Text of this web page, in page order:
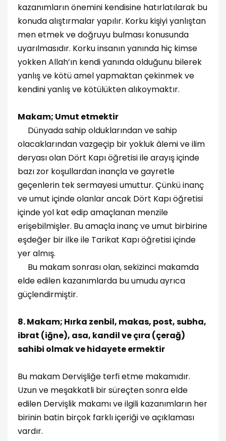
kazanımların önemini kendisine hatırlatılarak bu
konuda alıştırmalar yapılır. Korku kişiyi yanlıştan
men etmek ve doğruyu bulması konusunda
uyarılmasıdır. Korku insanın yanında hiç kimse
yokken Allah’ın kendi yanında olduğunu bilerek
yanlış ve kötü amel yapmaktan çekinmek ve
kendini yanlış ve kötülükten alıkoymaktır.
Makam; Umut etmektir
Dünyada sahip olduklarından ve sahip
olacaklarından vazgeçip bir yokluk âlemi ve ilim
deryası olan Dört Kapı öğretisi ile arayış içinde
bazı zor koşullardan inançla ve gayretle
geçenlerin tek sermayesi umuttur. Çünkü inanç
ve umut içinde olanlar ancak Dört Kapı öğretisi
içinde yol kat edip amaçlanan menzile
erişebilmişler. Bu amaçla inanç ve umut birbirine
eşdeğer bir ilke ile Tarikat Kapı öğretisi içinde
yer almış.
Bu makam sonrası olan, sekizinci makamda
elde edilen kazanımlarda bu umudu ayrıca
güçlendirmiştir.
8. Makam; Hırka zenbil, makas, post, subha,
ibrat (iğne), asa, kandil ve çıra (çerağ)
sahibi olmak ve hidayete ermektir
Bu makam Dervişliğe terfi etme makamıdır.
Uzun ve meşakkatli bir süreçten sonra elde
edilen Dervişlik makamı ve ilgili kazanımların her
birinin batin birçok farklı içeriği ve açıklaması
vardır.